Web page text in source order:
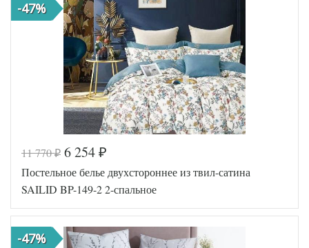
-47%
11 770₽ 6 254 ₽
Постельное белье двухстороннее из твил-сатина
SAILID BP-149-2 2-спальное
-47%